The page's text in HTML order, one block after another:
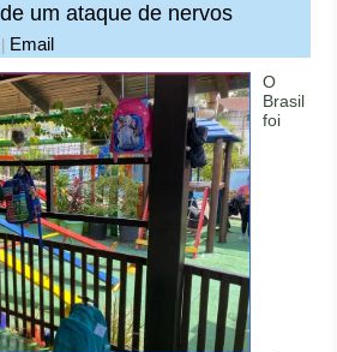
um ataque de nervos
Email
O
Brasil
foi